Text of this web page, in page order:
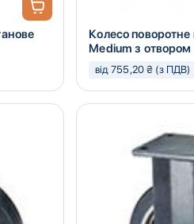
Колесо поворотне
Medium з отвором
від 755,20 ₴ (з ПДВ)